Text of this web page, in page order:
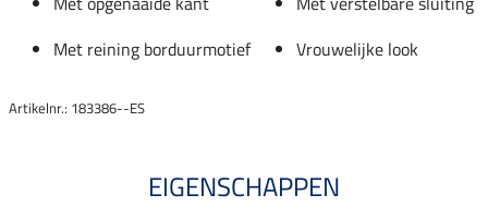
Met reining borduurmotief
Vrouwelijke look
Artikelnr.: 183386--ES
EIGENSCHAPPEN